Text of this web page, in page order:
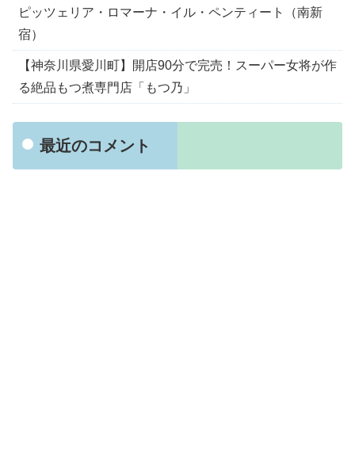
ピッツェリア・ロマーナ・イル・ペンティート（南新
宿）
【神奈川県愛川町】開店90分で完売！スーパー女将が作
る絶品もつ煮専門店「もつ乃」
最近のコメント